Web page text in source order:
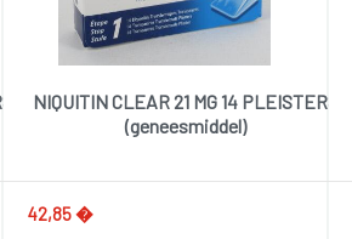
NIQUITIN CLEAR 21 MG 14 PLEISTERS
(geneesmiddel)
42,85 �